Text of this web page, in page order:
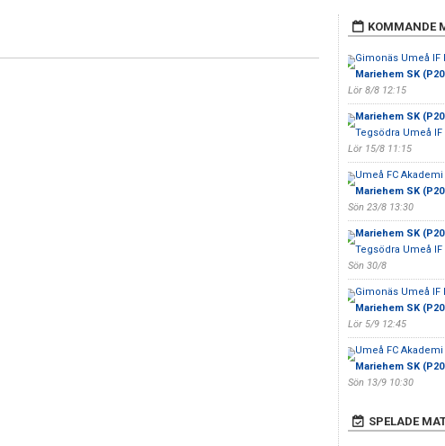
KOMMANDE
Gimonäs Umeå IF
Mariehem SK
Lör 8/8 12:15
Mariehem SK
Tegsödra Umeå IF
Lör 15/8 11:15
Umeå FC Akademi
Mariehem SK
Sön 23/8 13:30
Mariehem SK
Tegsödra Umeå IF
Sön 30/8
Gimonäs Umeå IF
Mariehem SK
Lör 5/9 12:45
Umeå FC Akademi
Mariehem SK
Sön 13/9 10:30
SPELADE